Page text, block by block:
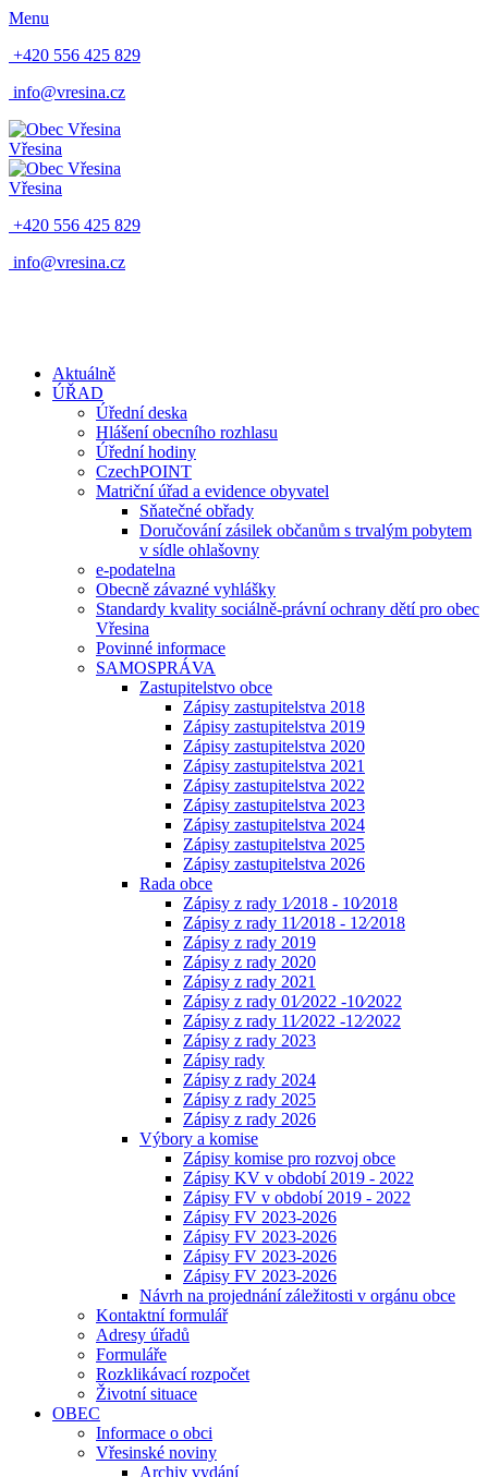
Menu
+420 556 425 829
info@vresina.cz
Vřesina
Vřesina
+420 556 425 829
info@vresina.cz
Aktuálně
ÚŘAD
Úřední deska
Hlášení obecního rozhlasu
Úřední hodiny
CzechPOINT
Matriční úřad a evidence obyvatel
Sňatečné obřady
Doručování zásilek občanům s trvalým pobytem
v sídle ohlašovny
e-podatelna
Obecně závazné vyhlášky
Standardy kvality sociálně-právní ochrany dětí pro obec
Vřesina
Povinné informace
SAMOSPRÁVA
Zastupitelstvo obce
Zápisy zastupitelstva 2018
Zápisy zastupitelstva 2019
Zápisy zastupitelstva 2020
Zápisy zastupitelstva 2021
Zápisy zastupitelstva 2022
Zápisy zastupitelstva 2023
Zápisy zastupitelstva 2024
Zápisy zastupitelstva 2025
Zápisy zastupitelstva 2026
Rada obce
Zápisy z rady 1⁄2018 - 10⁄2018
Zápisy z rady 11⁄2018 - 12⁄2018
Zápisy z rady 2019
Zápisy z rady 2020
Zápisy z rady 2021
Zápisy z rady 01⁄2022 -10⁄2022
Zápisy z rady 11⁄2022 -12⁄2022
Zápisy z rady 2023
Zápisy rady
Zápisy z rady 2024
Zápisy z rady 2025
Zápisy z rady 2026
Výbory a komise
Zápisy komise pro rozvoj obce
Zápisy KV v období 2019 - 2022
Zápisy FV v období 2019 - 2022
Zápisy FV 2023-2026
Zápisy FV 2023-2026
Zápisy FV 2023-2026
Zápisy FV 2023-2026
Návrh na projednání záležitosti v orgánu obce
Kontaktní formulář
Adresy úřadů
Formuláře
Rozklikávací rozpočet
Životní situace
OBEC
Informace o obci
Vřesinské noviny
Archiv vydání